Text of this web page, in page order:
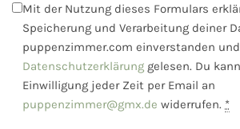
Mit der Nutzung dieses Formulars
Speicherung und Verarbeitung deiner
puppenzimmer.com einverstanden
Datenschutzerklärung gelesen. Du
Einwilligung jeder Zeit per Email an
puppenzimmer@gmx.de widerrufen. *